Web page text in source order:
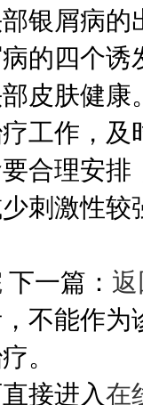
银屑病
的四个
皮肤健
工作，
合理安
刺激性较
下一篇：
不能作
。
接进入在